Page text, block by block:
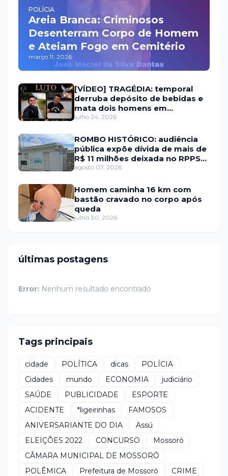
POLÍCIA
Areia Branca: Criminosos
Desenterram Corpo de Homem
e Ateiam Fogo em Cemitério
março 11, 2026
[VÍDEO] TRAGÉDIA: temporal
derruba depósito de bebidas e
mata dois homens em
Portalegre
julho 24, 2026
ROMBO HISTÓRICO: audiência
pública expõe dívida de mais de
R$ 11 milhões deixada no RPPS
de Itaú RN
agosto 07, 2026
Homem caminha 16 km com
bastão cravado no corpo após
queda
julho 30, 2026
últimas postagens
Error: Nenhum resultado encontrado
Tags principais
cidade POLÍTICA dicas
POLÍCIA
Cidades
mundo ECONOMIA
judiciário
SAÚDE
PUBLICIDADE
ESPORTE
ACIDENTE
*ligeirinhas
FAMOSOS
ANIVERSARIANTE DO DIA
Assú
ELEIÇÕES 2022
CONCURSO
Mossoró
CÂMARA MUNICIPAL DE MOSSORÓ
POLÊMICA
Prefeitura de Mossoró
CRIME